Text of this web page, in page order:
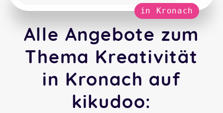
in Kronach
Alle Angebote zum
Thema Kreativität
in Kronach auf
kikudoo: